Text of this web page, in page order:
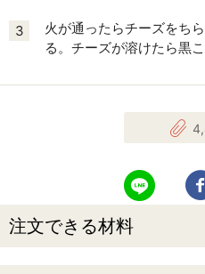
3
火が通ったらチーズをち
る。チーズが溶けたら黒
LINEで
注文できる材料